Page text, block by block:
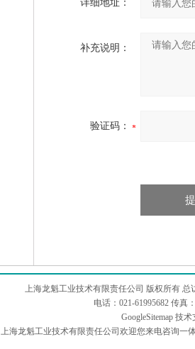
详细地址：
补充说明：
验证码：
上海龙魁工业技术有限责任公司 版权所有 总
电话：021-61995682 传真
GoogleSitemap技术
上海龙魁工业技术有限责任公司欢迎您来电咨询一